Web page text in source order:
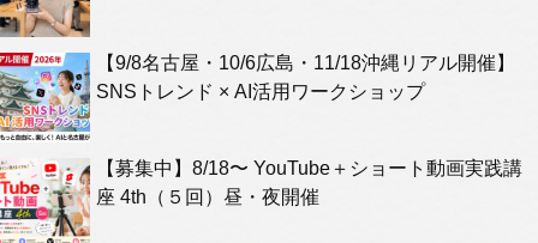
【9/8名古屋・10/6広島・11/18沖縄リアル開催】
SNSトレンド × AI活用ワークショップ
【募集中】8/18〜 YouTube＋ショート動画実践講
座 4th（５回）昼・夜開催